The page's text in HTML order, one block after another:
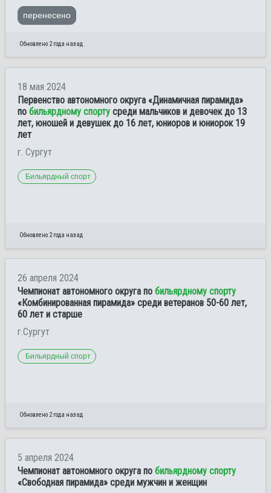
перенесено
Обновлено 2 года назад
18 мая 2024
Первенство автономного округа «Динамичная пирамида»
по бильярдному спорту среди мальчиков и девочек до 13
лет, юношей и девушек до 16 лет, юниоров и юниорок 19
лет
г. Сургут
Бильярдный спорт
Обновлено 2 года назад
26 апреля 2024
Чемпионат автономного округа по бильярдному спорту
«Комбинированная пирамида» среди ветеранов 50-60 лет,
60 лет и старше
г.Сургут
Бильярдный спорт
Обновлено 2 года назад
5 апреля 2024
Чемпионат автономного округа по бильярдному спорту
«Свободная пирамида» среди мужчин и женщин